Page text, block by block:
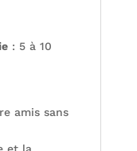
: 5 à 10
amis sans